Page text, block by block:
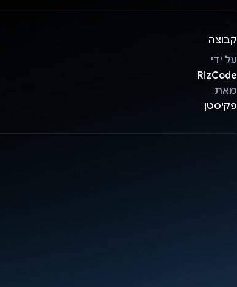
קבוצה
על ידי
RizCode
מאת
פקיסטן